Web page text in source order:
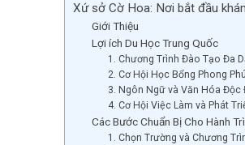
Xứ sở Cờ Hoa: Nơi bắt đầu
Giới Thiệu
Lợi ích Du Học Trung Quốc
1. Chương Trình Đào Tạo Đa
2. Cơ Hội Học Bổng Phong Phú
3. Ngôn Ngữ và Văn Hóa Độc
4. Cơ Hội Việc Làm và Phát
Các Bước Chuẩn Bị Cho Hành
1. Chọn Trường và Chương